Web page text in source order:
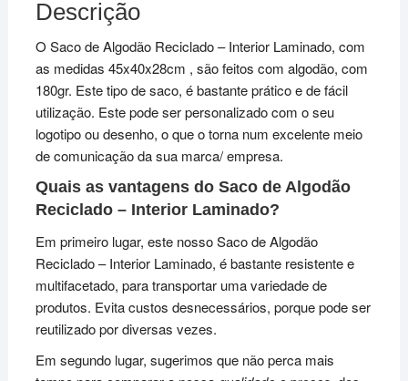
Descrição
O Saco de Algodão Reciclado – Interior Laminado, com
as medidas 45x40x28cm , são feitos com algodão, com
180gr. Este tipo de saco, é bastante prático e de fácil
utilização. Este pode ser personalizado com o seu
logotipo ou desenho, o que o torna num excelente meio
de comunicação da sua marca/ empresa.
Quais as vantagens do Saco de Algodão
Reciclado – Interior Laminado?
Em primeiro lugar, este nosso Saco de Algodão
Reciclado – Interior Laminado, é bastante resistente e
multifacetado, para transportar uma variedade de
produtos. Evita custos desnecessários, porque pode ser
reutilizado por diversas vezes.
Em segundo lugar, sugerimos que não perca mais